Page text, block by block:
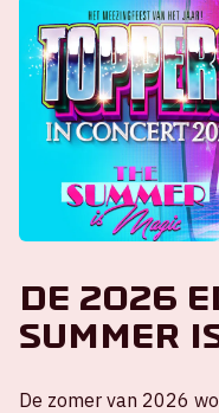
De 2026
summer
De zomer van 2026